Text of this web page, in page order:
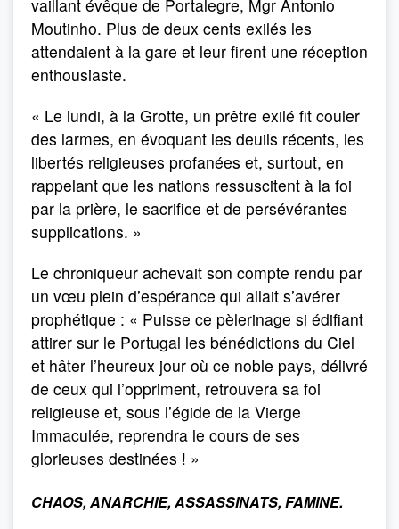
vaillant évêque de Portalegre, Mgr Antonio
Moutinho. Plus de deux cents exilés les
attendaient à la gare et leur firent une réception
enthousiaste.
« Le lundi, à la Grotte, un prêtre exilé fit couler
des larmes, en évoquant les deuils récents, les
libertés religieuses profanées et, surtout, en
rappelant que les nations ressuscitent à la foi
par la prière, le sacrifice et de persévérantes
supplications. »
Le chroniqueur achevait son compte rendu par
un vœu plein d’espérance qui allait s’avérer
prophétique : « Puisse ce pèlerinage si édifiant
attirer sur le Portugal les bénédictions du Ciel
et hâter l’heureux jour où ce noble pays, délivré
de ceux qui l’oppriment, retrouvera sa foi
religieuse et, sous l’égide de la Vierge
Immaculée, reprendra le cours de ses
glorieuses destinées ! »
CHAOS, ANARCHIE, ASSASSINATS, FAMINE.